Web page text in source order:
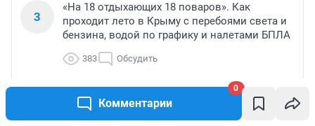
Комментарии
0
3
«На 18 отдыхающих 18 поваров». Как
проходит лето в Крыму с перебоями света и
бензина, водой по графику и налетами БПЛА
383 Обсудить
Беспилотники нацелились на Урал: дрон
ударил по складу Wildberries — кадры